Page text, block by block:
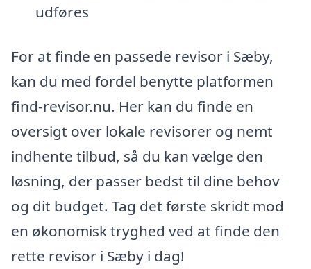
udføres
For at finde en passede revisor i Sæby,
kan du med fordel benytte platformen
find-revisor.nu. Her kan du finde en
oversigt over lokale revisorer og nemt
indhente tilbud, så du kan vælge den
løsning, der passer bedst til dine behov
og dit budget. Tag det første skridt mod
en økonomisk tryghed ved at finde den
rette revisor i Sæby i dag!